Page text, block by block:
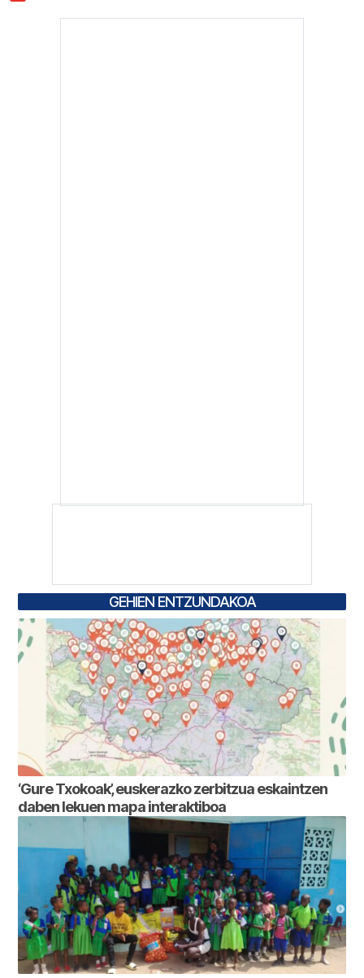
GEHIEN ENTZUNDAKOA
‘Gure Txokoak’, euskerazko zerbitzua eskaintzen
daben lekuen mapa interaktiboa